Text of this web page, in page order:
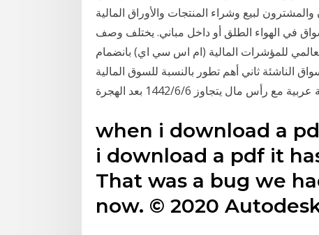
لبيع وشراء المنتجات والأوراق المالية
في الهواء الطلق أو داخل مباني. يختلف وصف
للمؤشرات المالية (ام اس سي اي) بانضمام
الناشئة ثاني أهم تطور بالنسبة للسوق المالية
مال يتجاوز 6‏‏/6‏‏/1442 بعد الهجرة
when i download a
i download a pdf it
That was a bug we
now. © 2020